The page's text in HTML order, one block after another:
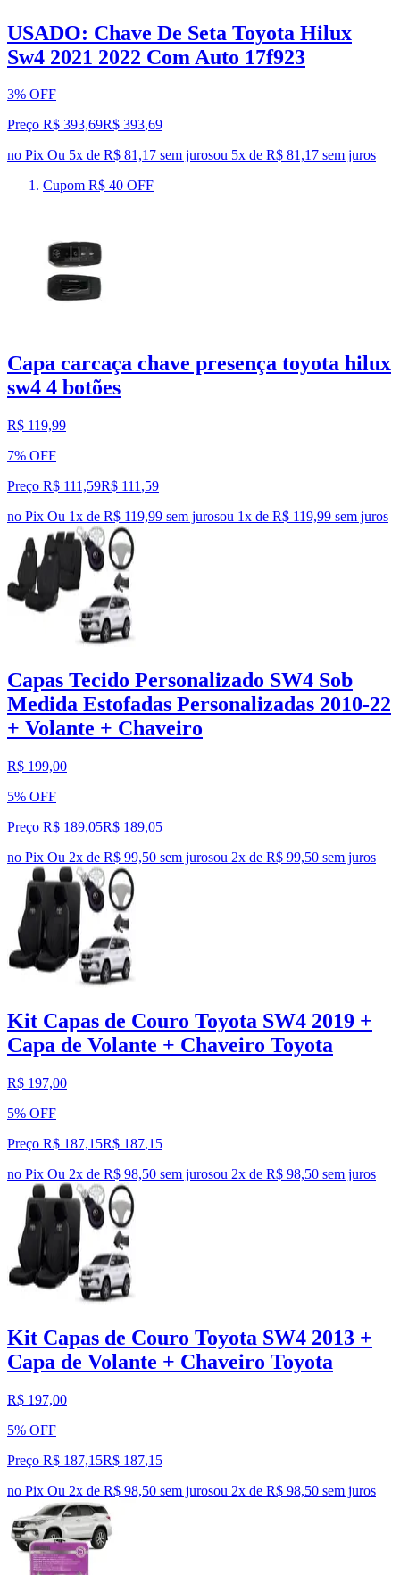
USADO: Chave De Seta Toyota Hilux
Sw4 2021 2022 Com Auto 17f923
3% OFF
Preço R$ 393,69R$ 393,69
no Pix Ou 5x de R$ 81,17 sem jurosou 5x de R$ 81,17 sem juros
Cupom R$ 40 OFF
Capa carcaça chave presença toyota hilux
sw4 4 botões
R$ 119,99
7% OFF
Preço R$ 111,59R$ 111 ,59
no Pix Ou 1x de R$ 119,99 sem jurosou 1x de R$ 119,99 sem juros
Capas Tecido Personalizado SW4 Sob
Medida Estofadas Personalizadas 2010-22
+ Volante + Chaveiro
R$ 199,00
5% OFF
Preço R$ 189,05R$ 189,05
no Pix Ou 2x de R$ 99,50 sem jurosou 2x de R$ 99,50 sem juros
Kit Capas de Couro Toyota SW4 2019 +
Capa de Volante + Chaveiro Toyota
R$ 197,00
5% OFF
Preço R$ 187,15R$ 187,15
no Pix Ou 2x de R$ 98,50 sem jurosou 2x de R$ 98,50 sem juros
Kit Capas de Couro Toyota SW4 2013 +
Capa de Volante + Chaveiro Toyota
R$ 197,00
5% OFF
Preço R$ 187,15R$ 187,15
no Pix Ou 2x de R$ 98,50 sem jurosou 2x de R$ 98,50 sem juros